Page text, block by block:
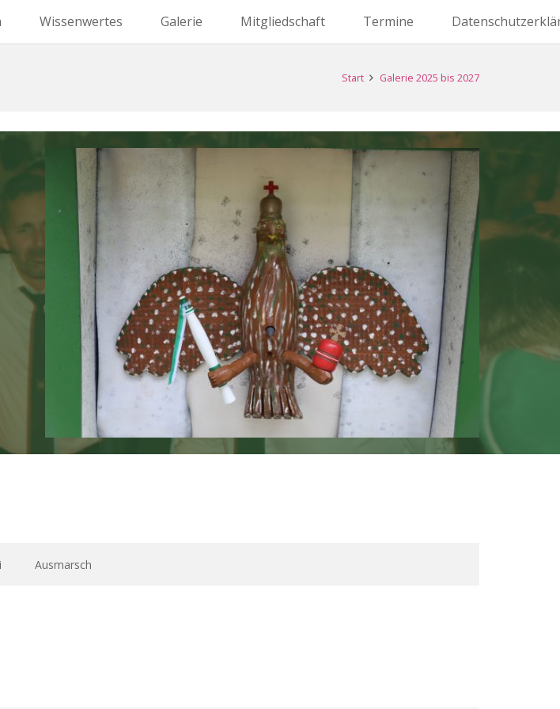
Wissenwertes Galerie Mitgliedschaft Termine
Start Galerie 2025 bis 2027
Ausmarsch